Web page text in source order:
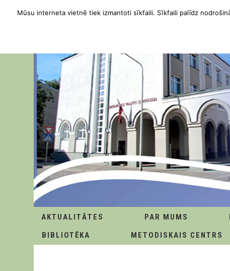
AKTUALITĀTES PAR MUMS
BIBLIOTĒKA
METODISKAIS CENTRS
Mūsu interneta vietnē tiek izmantoti sīkfaili. Sīkfaili palīdz